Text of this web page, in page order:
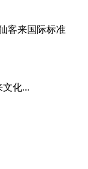
客来国际标准
化...